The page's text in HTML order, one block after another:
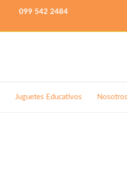
099 542 2484
Juguetes Educativos Nosotros